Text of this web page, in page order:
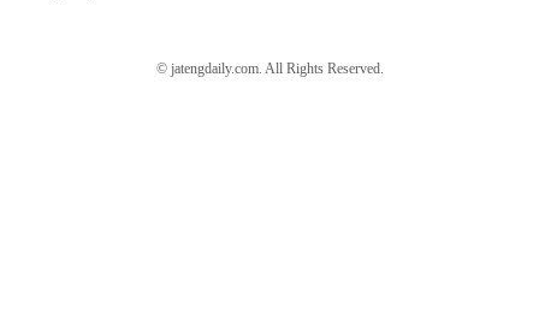
© jatengdaily.com. All Rights Reserved.